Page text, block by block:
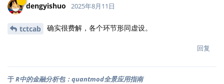
dengyishuo 2025年8月11日
tctcab 确实很费解，各个环节形同虚设。
回复
于R中的金融分析包：quantmod全景应用指南